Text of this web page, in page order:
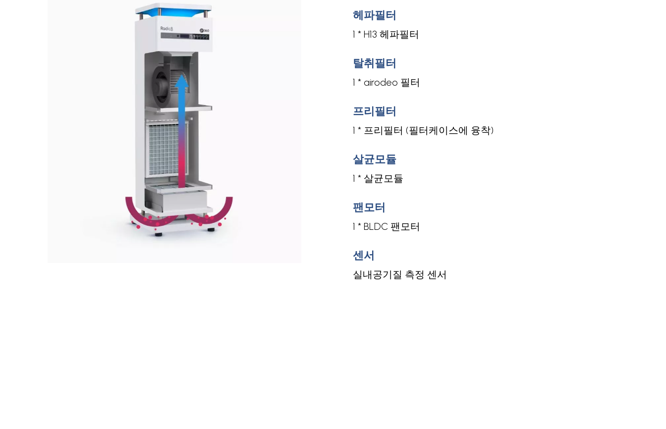
헤파필터
1 * H13 헤파필터
탈취필터
1 * airodeo 필터
프리필터
1 * 프리필터 (필터케이스에 융착)
살균모듈
1 * 살균모듈
팬모터
1 * BLDC 팬모터
센서
실내공기질 측정 센서